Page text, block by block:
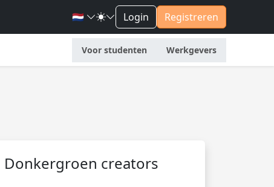
🇳🇱 Login Registreren
Voor studenten Werkgevers
Donkergroen creators